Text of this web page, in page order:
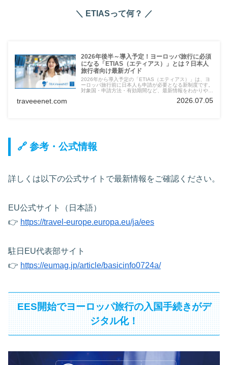
＼ ETIASって何？ ／
2026年後半～導入予定！ヨーロッパ旅行に必須
になる「ETIAS（エティアス）」とは？日本人
旅行者向け最新ガイド
2026年から導入予定の「ETIAS（エティアス）」は、ヨ
ーロッパ旅行前に日本人も申請が必要となる新制度です。
対象国・申請方法・有効期間など、最新情報をわかりやす
traveeenet.com 2026.07.05
🔗 参考・公式情報
詳しくは以下の公式サイトで最新情報をご確認ください。
EU公式サイト（日本語）
👉 https://travel-europe.europa.eu/ja/ees
駐日EU代表部サイト
👉 https://eumag.jp/article/basicinfo0724a/
EES開始でヨーロッパ旅行の入国手続きがデ
ジタル化！